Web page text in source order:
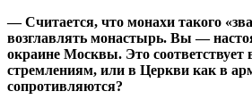
— Считается, что монахи такого
возглавлять монастырь. Вы —
окраине Москвы. Это
стремлениям, или в Церкви как в
сопротивляются?